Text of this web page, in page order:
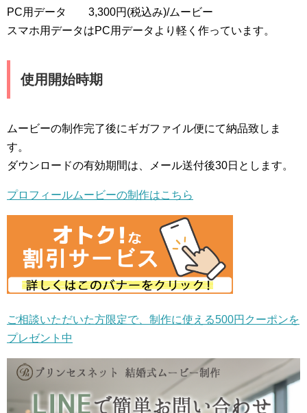
PC用データ 3,300円(税込み)/ムービー
スマホ用データはPC用データより軽く作っています。
使用開始時期
ムービーの制作完了後にギガファイル便にて納品致しま
す。
ダウンロードの有効期間は、メール送付後30日とします。
プロフィールムービーの制作はこちら
ご相談いただいた方限定で、制作に使える500円クーポンを
プレゼント中